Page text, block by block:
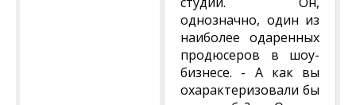
однозначно, один из
наиболее одаренных
продюсеров в шоу-
бизнесе. - А как вы
охарактеризовали бы